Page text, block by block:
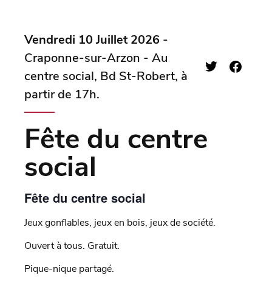
Vendredi 10 Juillet 2026 -
Craponne-sur-Arzon - Au
centre social, Bd St-Robert, à
partir de 17h.
Fête du centre
social
Fête du centre social
Jeux gonflables, jeux en bois, jeux de société.
Ouvert à tous. Gratuit.
Pique-nique partagé.